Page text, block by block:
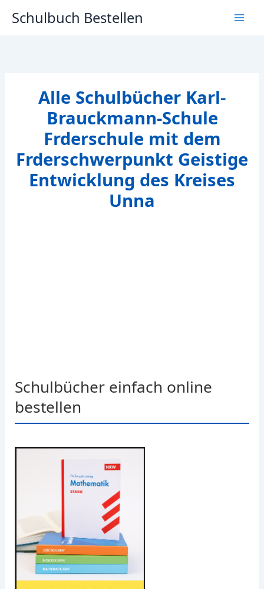
InhaltSchulbuch Bestellen
Alle Schulbücher Karl-
Brauckmann-Schule
Frderschule mit dem
Frderschwerpunkt Geistige
Entwicklung des Kreises
Unna
Schulbücher einfach online
bestellen